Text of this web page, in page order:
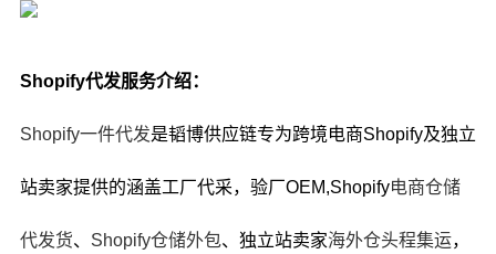
Shopify代发服务介绍：
Shopify一件代发是韬博供应链专为跨境电商Shopify及独立
站卖家提供的涵盖工厂代采，验厂OEM,Shopify电商仓储
代发货、 Shopify仓储外包、独立站卖家海外仓头程集运，